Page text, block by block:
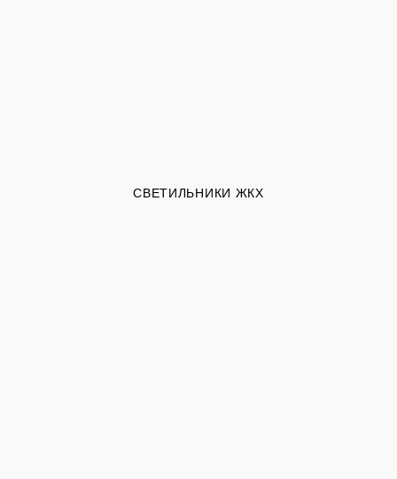
СВЕТИЛЬНИКИ ЖКХ